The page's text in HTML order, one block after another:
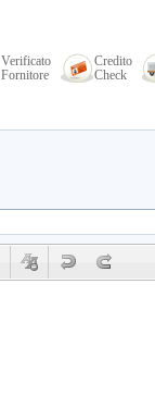
Verificato
Fornitore
Credito
Check